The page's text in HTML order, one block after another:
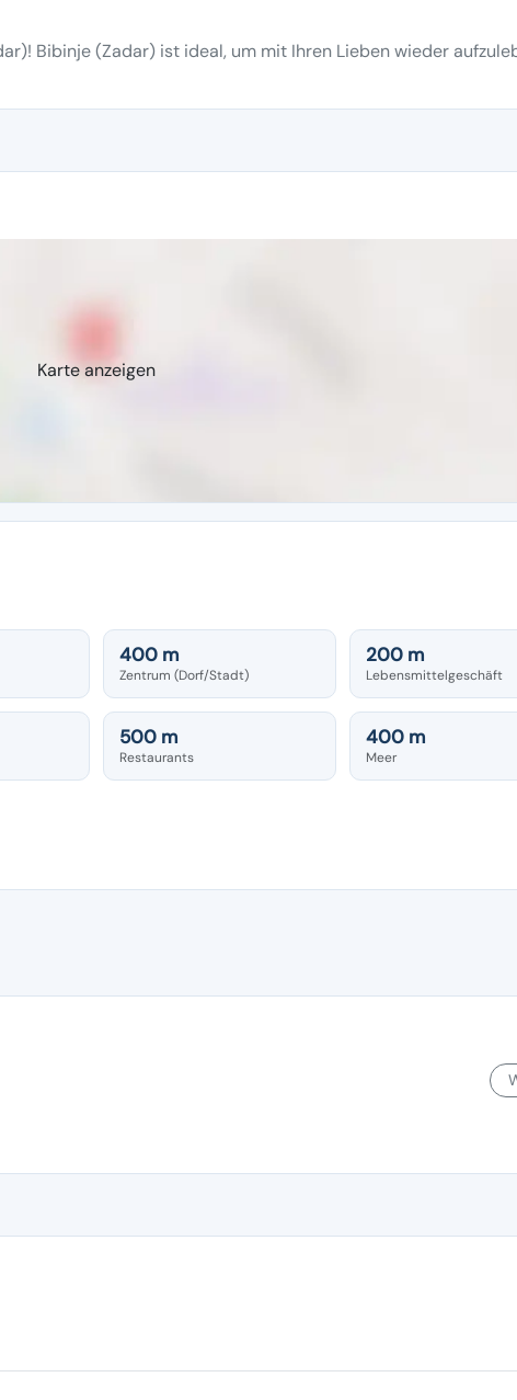
Bibinje (Zadar) ist ideal, um mit Ihren Lieben wieder
Karte anzeigen
400 m
Zentrum (Dorf/Stadt)
200 m
Lebensmittelgeschäft
500 m
Restaurants
400 m
Meer